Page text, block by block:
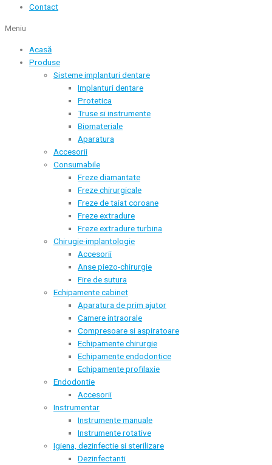
Contact
Meniu
Acasă
Produse
Sisteme implanturi dentare
Implanturi dentare
Protetica
Truse si instrumente
Biomateriale
Aparatura
Accesorii
Consumabile
Freze diamantate
Freze chirurgicale
Freze de taiat coroane
Freze extradure
Freze extradure turbina
Chirugie-implantologie
Accesorii
Anse piezo-chirurgie
Fire de sutura
Echipamente cabinet
Aparatura de prim ajutor
Camere intraorale
Compresoare si aspiratoare
Echipamente chirurgie
Echipamente endodontice
Echipamente profilaxie
Endodontie
Accesorii
Instrumentar
Instrumente manuale
Instrumente rotative
Igiena, dezinfectie si sterilizare
Dezinfectanti